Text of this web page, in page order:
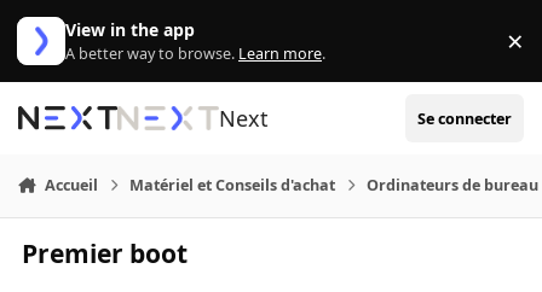
Aller au contenu
View in the app
A better way to browse. Learn more. ×
Next Se connecter
Accueil Matériel et Conseils d'achat Ordinateurs de bureau
Premier boot